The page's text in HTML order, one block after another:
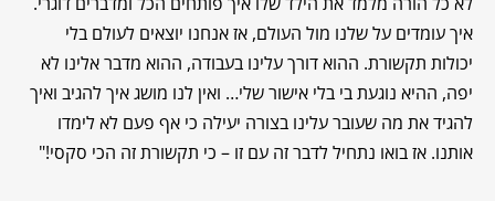
איך עומדים על שלנו מול העולם, אז אנחנו יוצאים לעולם בלי
יכולות תקשורת. ההוא דורך עלינו בעבודה, ההוא מדבר אלינו לא
יפה, ההיא נוגעת בי בלי אישור שלי… ואין לנו מושג איך להגיב ואיך
להגיד את מה שעובר עלינו בצורה יעילה כי אף פעם לא לימדו
אותנו. אז בואו נתחיל לדבר זה עם זו – כי תקשורת זה הכי סקסי!"